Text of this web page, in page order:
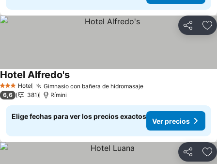
Compartir
3 Estrellas
Hotel Gimnasio con bañera de hidromasajeVer precios
Hotel Alfredo'sVer precios
6,6 381 Rímini
Elige fechas para ver los precios exactos
Ver precios
Compartir